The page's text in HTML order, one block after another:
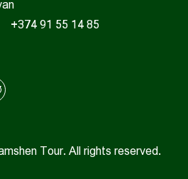
+374 91 55 14 85
Tour. All rights reserved.